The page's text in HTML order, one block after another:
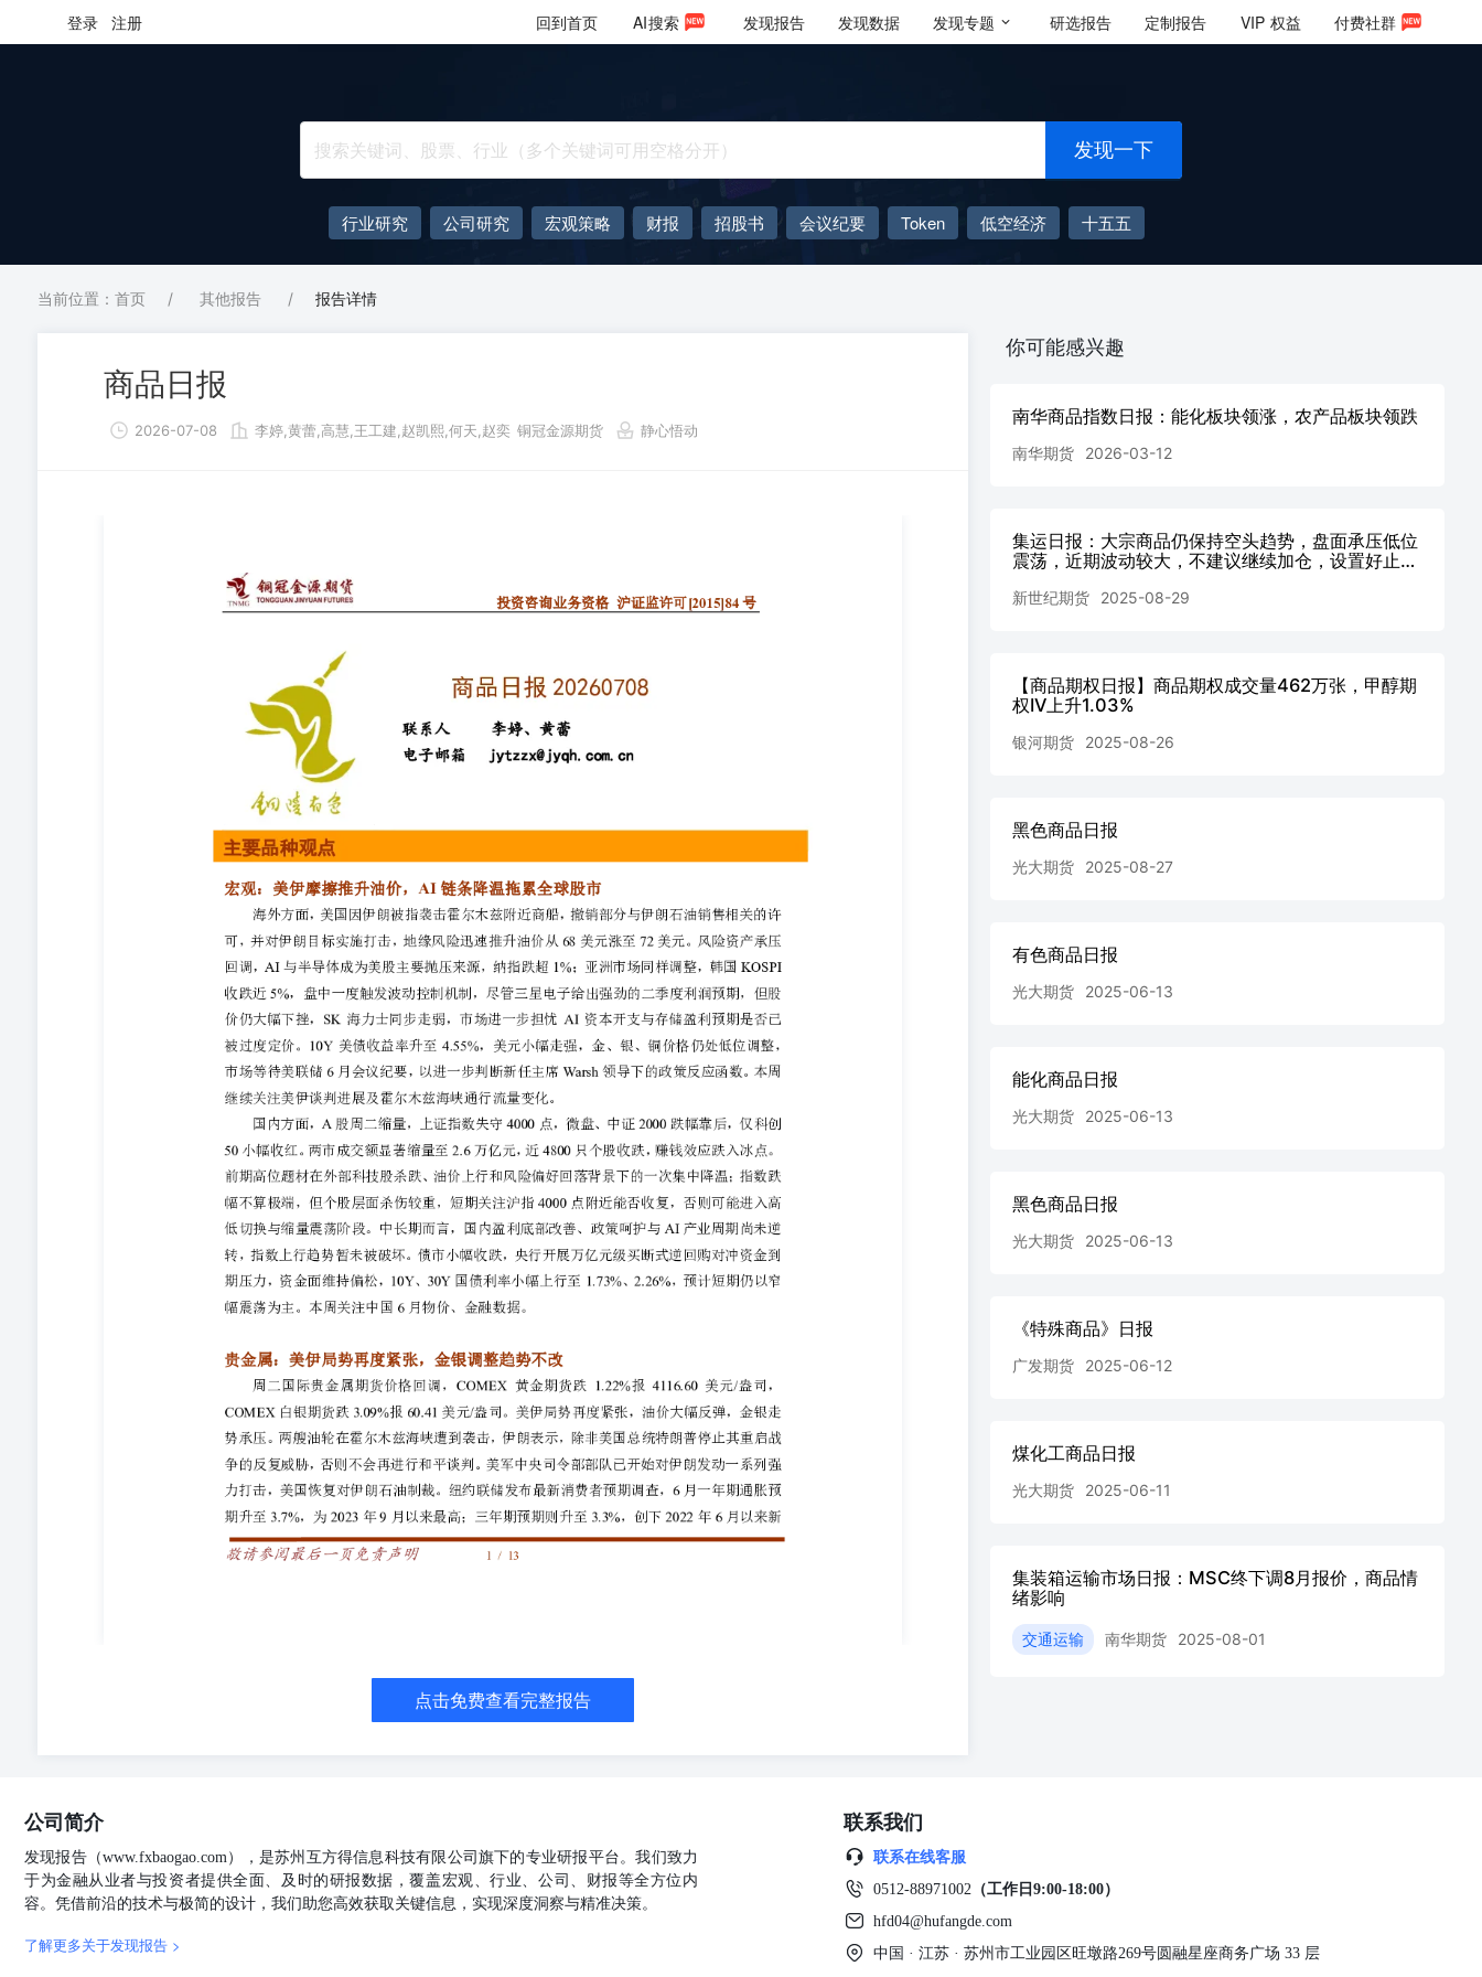
登录 注册 回到首页 AI搜索 发现报告 发现数据 发现专题 研选报告 定制报告 VIP 权益 付费社群
发现一下
行业研究 公司研究 宏观策略 财报 招股书 会议纪要 Token 低空经济
十五五
AIGC
大模型
当前位置：首页 / 其他报告 / 报告详情
商品日报
2026-07-08 李婷,黄蕾,高慧,王工建,赵凯熙,何天,赵奕 铜冠金源期货 静心悟动
从68美元涨至72美元。风险资产承压回调，AI与半导体成为美股主要抛压来源，纳指跌超1%；亚洲市场同样调整，韩国KOSPI
收跌近5%，盘中一度触发波动控制机制，尽管三星电子给出强劲的二季度利润预期，但股价仍大幅下挫，SK海力士同步走弱，
霍尔木兹海峡通行流量变化。 国内方面，A股周二缩量，上证指数失守4000点，微盘、中证2000跌幅靠后，仅科创50小幅收红。
两市成交额显著缩量至2.6万亿元，近4800只个股收跌，赚钱效应跌入冰点。前期高位题材在外部科技股杀跌、油价上行和风险
偏好回落背景下的一次集中降温；指数跌幅不算极端，但个股层面杀伤较重，短期关注沪指4000点附近能否收复，否则可能进入
高低切换与缩量震荡阶段。中长期而言，国内盈利底部改善、政策呵护与AI产业周期尚未逆转，指数上行趋势暂未被破坏。债
市小幅收跌，央行开展万亿元级买断式逆回购对冲资金到期压力，资金面维持偏松，10Y、30Y国债利率小幅上行至1.73%、
2.26%，预计短期仍以窄幅震荡为主。本周关注中国6月物价、金融数据。 贵金属：美伊局势再度紧张，金银调整趋势不改 周二
国际贵金属期货价格回调，COMEX黄金期货跌1.22%报4116.60美元/盎司，COMEX白银期货跌3.09%报60.41美元/盎司。美伊局
势再度紧张，油价大幅反弹，金银走势承压。两艘油轮在霍尔木兹海峡遭到袭击，伊朗表示，除非美国总统特朗普停止其重启战
争的反复威胁，否则不会再进行和平谈判。美军中央司令部部队已开始对伊朗发动一系列强力打击，美国恢复对伊朗石油制裁。
年6月以来新 高。纽约联储主席威廉姆斯表示，通胀仍然过高，但由于能源价格回落，他对美国通胀形势的担忧较此前有所缓
解。重申当前的货币政策处于有利位置，未来政策取决于经济数据。中国央行连续第20个月增持黄金，截至6月底，据央行最新
公布的数据显示，中国6月末黄金储备报7544万盎司（约2346.446吨），环比增加48万盎司（约14.93吨）。近几个月央行增持力
度不断加大，6月增持量亦创下近16个月新高。 霍尔木兹海峡油轮被袭，美国撤销伊朗石油销售豁免。中东地缘风险再度升级推
高了油价，加剧市场对通胀的担忧。在美联储加息预期持续，且中东地缘局势不确定性仍存的情况下，贵金属整体趋弱，调整趋
势未改。短期关注明天凌晨将公布的美联储6月会议纪要，以探寻货币政策前景指引的更多线索。 铜：地缘风险增强，铜价偏弱
震荡 周二沪铜主力震荡，伦铜围绕13300美金一线震荡，国内近月C结构走扩，周二国内电解铜现货市场成交回暖，内贸铜对当
销了一项授权允许伊朗石油销售的通用许可，美方称此次袭击是针对伊朗近期向三艘海峡通行商船开火的军事回应，此举或将进
一步威胁双方和平谈判进展，隔夜国际油价大幅反弹，风险类资产承压。产业方面：BHP旗下位于智利的全球最大铜矿
Escondida扩建项目获得环境许可，总投资达147亿美元的扩建工程将正式启动，根据本来扩建规划，到2030年中期将推动
Escondida实现年产200万吨以上的目标。 美国空袭伊朗令和平谈判再添变数，隔夜油价大幅反弹助推加息预期回升打压市场风险
偏好，金属市场表现承压；基本面来看，Escondida扩建项目通过审批或将改善中长期铜矿供应趋紧格局，国内消费稳健运行，
社会库存低位震荡，预计铜价短期或将再度转入调整。 铝：地缘风险回升叠加加速去库，沪铝偏强震荡 周二沪铝主力收22940
元/吨，涨幅0.46%。LME收3139美元/吨，涨0.84%。现货SMM均价22940元/吨，涨幅100元/吨，平水。南储现货均价22980元/
吨，跌90元/吨，降水10元/吨。据SMM，7月6日，电解铝锭库存109.8万吨，环比减少3.2万吨；国内主流消费地铝棒库存12吨，
水道中由平民船员操作的商业航运实施瞄准和袭击。美国恢复对伊朗石油制裁。纽约联储主席威廉姆斯表示，通胀仍然过高，但
由于能源价格回落，他对美国通胀形势的担忧较此前有所缓解。美国5月贸易逆差环比扩大42.2%至776亿美元，但低于经济学家
LME库存继续下降至29.2万吨，国内社会库存回落至110万吨下方。基本面去库与地缘风险溢价回升形成共振，铝价下方支撑较
强，预计延续震荡偏 强格局。关注晚间美联储会议纪要指引。 氧化铝：广西降雨扰动，短时氧化铝底部存支撑 周二氧化铝主力
合约收2701元/吨，跌0.59%。现货氧化铝全国均价2764元/吨，跌6元/吨，升水91元/吨。澳洲氧化铝F0B价格330美元/吨，持平。
上期所仓单库存27.1万吨，减少577吨，厂库5700吨，持平。 广西强降雨导致局部发运阶段性受限，同时成本端盘面2700元/吨一
线已超过部分高成本产能成本线，发运扰动加上成本支撑，氧化铝存在一定买盘支撑。不过氧化铝供应端开工产能高位，整体宽
松格局未改，几内亚政策迟迟未能落地，前期溢价持续消退，氧化铝上行动力不足，保持偏弱震荡。 铸造铝：跟随铝价反弹，
成本支撑坚挺 周二铸造铝合期货主力合约收22910元/吨，涨0.57%。SMM现货ADC12价格为24050元/吨，涨50元/吨。江西保太
现货ADC12价格23400元/吨，涨100元/吨。上海机件生铝精废价差2090元/吨，跌13元/吨，佛山破碎生铝精废价差662元/吨，涨39
元/吨。交易所库存2.4万吨，减少1232吨。 成本端支撑坚挺。废铝流通偏紧、采购成本居高不下，企业让价空间有限。铝价反弹
联储加息。美元指数重回101上方，压制锌价。全球锌矿供应紧缺态势凸显，且逐步向冶炼端传导，海外炼生产受限，LME0-3现
对SMM1#铅均价贴水25元/吨到升水25出厂。再生铅炼厂减停产较多，市场流通货源有限，再生精铅报价维持对对SMM1#铅平水
附近出厂。 整体来看，终端消费改善有限，且电池出口预期承压，电池企业对原料采买节奏维持谨慎，长单为主，同时电解铅
供应稳中偏增，铅锭进口维持开启，高库存压力维持，抑制铅价。但再生铅亏损扩大存延后复产预期，铅价低位弱反弹，上方关
注20日均线压力。 锡:费城半导体指数大跌，拖累锡价反弹 周二沪锡主力SN2608合约日内震荡偏弱，夜间冲高回落，伦锡震荡
偏强。现货市场：小牌对8月平水-升水400元/吨左右，云字头对8月升水400-升水800元/吨附近，云锡对8月升水800-升水1200元/
吨左右。 整体来看，霍尔木兹海峡局势突然升级，油价上涨抬升通胀担忧，美元走强。费城半导体指数大幅收跌超4%，抑制锡
消费预期，此外，锡价反弹后对消费负反馈有望显现，锡锭社会库存去库有望中断。短期多空博弈加剧，锡价反弹节奏放缓，上
点击免费查看完整报告
你可能感兴趣
南华商品指数日报：能化板块领涨，农产品板块领跌
南华期货 2026-03-12
集运日报：大宗商品仍保持空头趋势，盘面承压低位
震荡，近期波动较大，不建议继续加仓，设置好止
新世纪期货 2025-08-29
【商品期权日报】商品期权成交量462万张，甲醇期
权IV上升1.03%
银河期货 2025-08-26
黑色商品日报
光大期货 2025-08-27
有色商品日报
光大期货 2025-06-13
能化商品日报
光大期货 2025-06-13
黑色商品日报
光大期货 2025-06-13
《特殊商品》日报
广发期货 2025-06-12
煤化工商品日报
光大期货 2025-06-11
集装箱运输市场日报：MSC终下调8月报价，商品情
绪影响
交通运输 南华期货 2025-08-01
公司简介
发现报告（www.fxbaogao.com），是苏州互方得信息科技有限公司旗下的专业研报平台。我们致力
于为金融从业者与投资者提供全面、及时的研报数据，覆盖宏观、行业、公司、财报等全方位内
容。凭借前沿的技术与极简的设计，我们助您高效获取关键信息，实现深度洞察与精准决策。
了解更多关于发现报告 >
联系我们
联系在线客服
0512-88971002 （工作日9:00-18:00）
hfd04@hufangde.com
中国 · 江苏 · 苏州市工业园区旺墩路269号圆融星座商务广场 33 层